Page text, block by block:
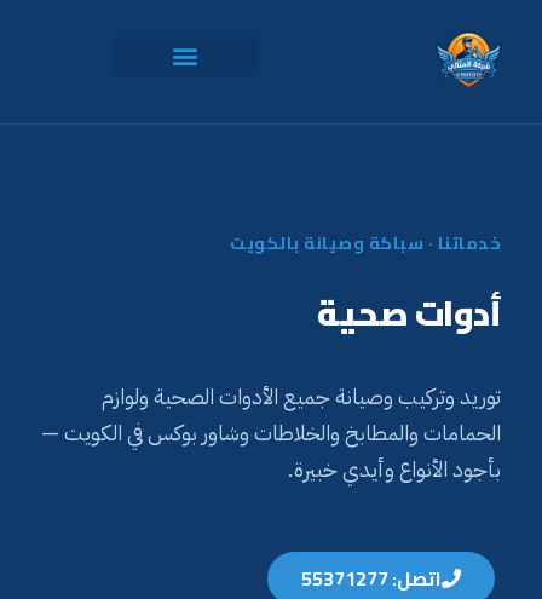
خدماتنا · سباكة وصيانة بالكويت
أدوات صحية
توريد وتركيب وصيانة جميع الأدوات الصحية ولوازم
الحمامات والمطابخ والخلاطات وشاور بوكس في الكويت —
بأجود الأنواع وأيدي خبيرة.
اتصل: 55371277